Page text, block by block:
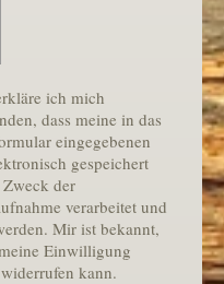
ich mich
dass meine in das
eingegebenen
gespeichert
der
verarbeitet und
Mir ist bekannt,
Einwilligung
kann.